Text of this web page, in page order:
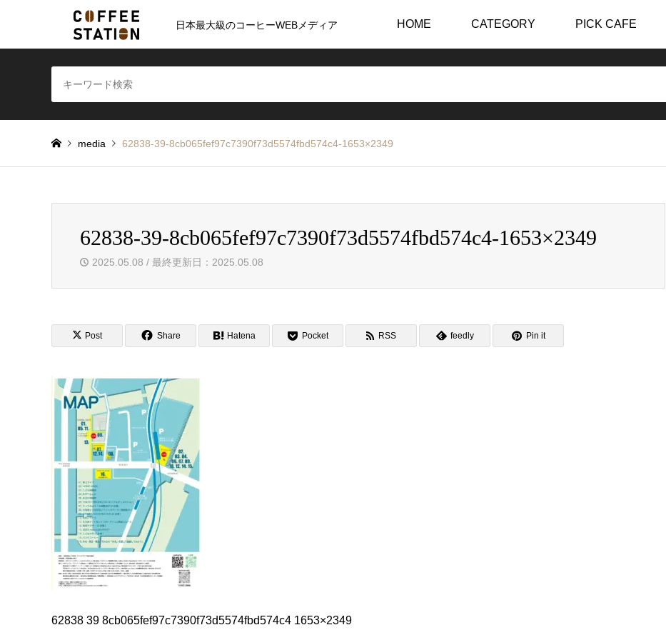
日本最大級のコーヒーWEBメディア HOME CATEGORY PICK CAFE
media 62838-39-8cb065fef97c7390f73d5574fbd574c4-1653×2349
62838-39-8cb065fef97c7390f73d5574fbd574c4-1653×2349
2025.05.08 / 最終更新日：2025.05.08
Post Share Hatena Pocket RSS feedly Pin it
62838 39 8cb065fef97c7390f73d5574fbd574c4 1653×2349